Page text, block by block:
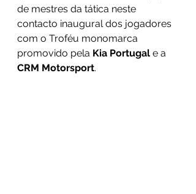
de mestres da tática neste
contacto inaugural dos jogadores
com o Troféu monomarca
promovido pela Kia Portugal e a
CRM Motorsport.